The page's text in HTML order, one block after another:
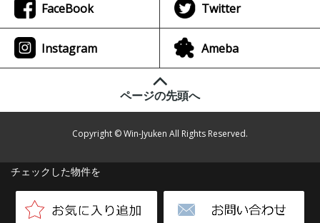
チェックした物件を
FaceBook Twitter
Instagram Ameba
ページの先頭へ
Copyright © Win-Jyuken All Rights Reserved.